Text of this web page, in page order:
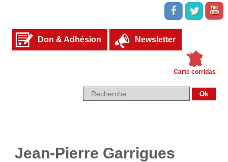
Don & Adhésion Newsletter
Carte corridas
Jean-Pierre Garrigues